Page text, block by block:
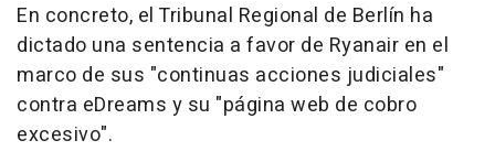
En concreto, el Tribunal Regional de Berlín ha
dictado una sentencia a favor de Ryanair en el
marco de sus "continuas acciones judiciales"
contra eDreams y su "página web de cobro
excesivo".